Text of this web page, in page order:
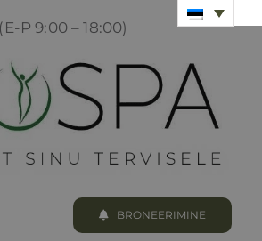
(E-P 9:00 – 18:00)
BRONEERIMINE